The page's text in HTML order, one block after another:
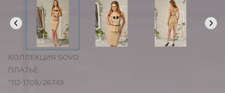
КОЛЛЕКЦИЯ SOVO
ПЛАТЬЕ
*112-1705/26749